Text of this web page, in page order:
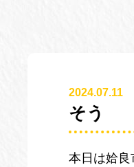
2024.07.11
そう
本日は姶
お見積